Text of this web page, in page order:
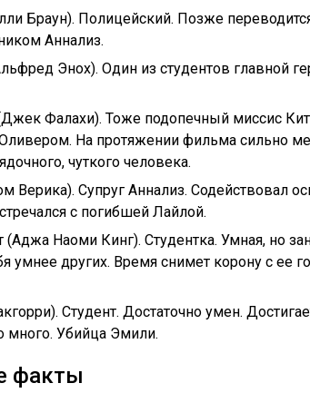
Браун). Полицейский. Позже
Аннализ.
Энох). Один из студентов главной
Фалахи). Тоже подопечный миссис
На протяжении фильма сильно
чуткого человека.
Верика). Супруг Аннализ. Содействовал
с погибшей Лайлой.
(Аджа Наоми Кинг). Студентка. Умная, но
умнее других. Время снимет корону с ее
Студент. Достаточно умен.
много. Убийца Эмили.
факты